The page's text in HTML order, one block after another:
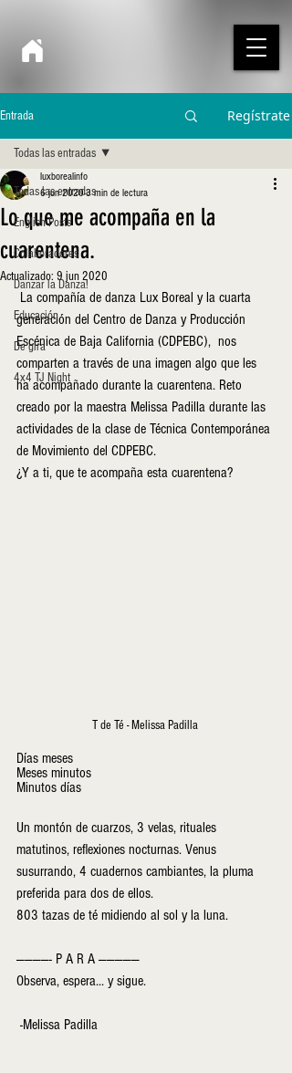
Entrada Regístrate
Todas las entradas
English Posts
Colaboradores
Danzar la Danza!
Educación
De gira
4x4 TJ Night
Todas las entradas
Lo que me acompaña en la
cuarentena.
luxborealinfo
6 jun 20203 min de lectura
Actualizado: 9 jun 2020
generación del Centro de Danza y Producción
Escénica de Baja California (CDPEBC),  nos
comparten a través de una imagen algo que les
ha acompañado durante la cuarentena. Reto
creado por la maestra Melissa Padilla durante las
actividades de la clase de Técnica Contemporánea
de Movimiento del CDPEBC.
¿Y a ti, que te acompaña esta cuarentena?
T de Té - Melissa Padilla
Días meses
Meses minutos
Minutos días
Un montón de cuarzos, 3 velas, rituales
matutinos, reflexiones nocturnas. Venus
susurrando, 4 cuadernos cambiantes, la pluma
preferida para dos de ellos.
803 tazas de té midiendo al sol y la luna.
————- P A R A —————
Observa, espera... y sigue.
-Melissa Padilla